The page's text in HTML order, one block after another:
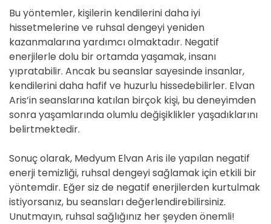
Bu yöntemler, kişilerin kendilerini daha iyi
hissetmelerine ve ruhsal dengeyi yeniden
kazanmalarına yardımcı olmaktadır. Negatif
enerjilerle dolu bir ortamda yaşamak, insanı
yıpratabilir. Ancak bu seanslar sayesinde insanlar,
kendilerini daha hafif ve huzurlu hissedebilirler. Elvan
Aris’in seanslarına katılan birçok kişi, bu deneyimden
sonra yaşamlarında olumlu değişiklikler yaşadıklarını
belirtmektedir.
Sonuç olarak, Medyum Elvan Aris ile yapılan negatif
enerji temizliği, ruhsal dengeyi sağlamak için etkili bir
yöntemdir. Eğer siz de negatif enerjilerden kurtulmak
istiyorsanız, bu seansları değerlendirebilirsiniz.
Unutmayın, ruhsal sağlığınız her şeyden önemli!